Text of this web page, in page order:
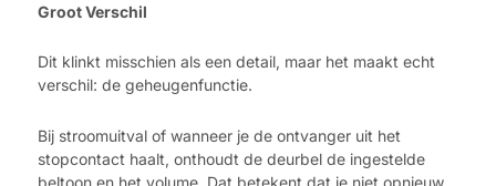
Groot Verschil
Dit klinkt misschien als een detail, maar het maakt echt
verschil: de geheugenfunctie.
Bij stroomuitval of wanneer je de ontvanger uit het
stopcontact haalt, onthoudt de deurbel de ingestelde
beltoon en het volume. Dat betekent dat je niet opnieuw